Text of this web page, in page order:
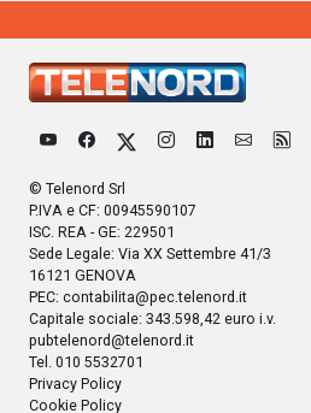
© Telenord Srl
P.IVA e CF: 00945590107
ISC. REA - GE: 229501
Sede Legale: Via XX Settembre 41/3
16121 GENOVA
PEC: contabilita@pec.telenord.it
Capitale sociale: 343.598,42 euro i.v.
pubtelenord@telenord.it
Tel. 010 5532701
Privacy Policy
Cookie Policy